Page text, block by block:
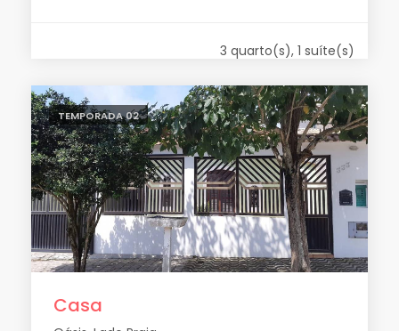
3 quarto(s), 1 suíte(s)
TEMPORADA 02
Casa